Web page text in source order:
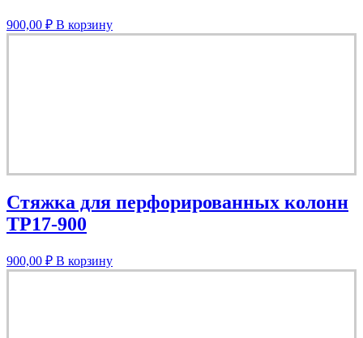
900,00 ₽ В корзину
Стяжка для перфорированных колонн
TP17-900
900,00 ₽ В корзину